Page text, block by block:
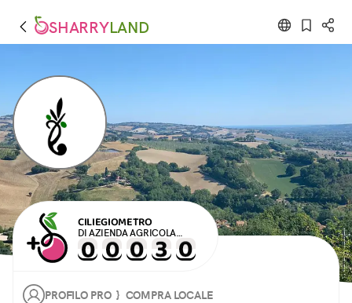
SHARRYLAND
CILIEGIOMETRO
DI AZIENDA AGRICOLA
SANT'ALDEBRANDO DI
TOMASSINI SARA
PROFILO PRO } COMPRA LOCALE